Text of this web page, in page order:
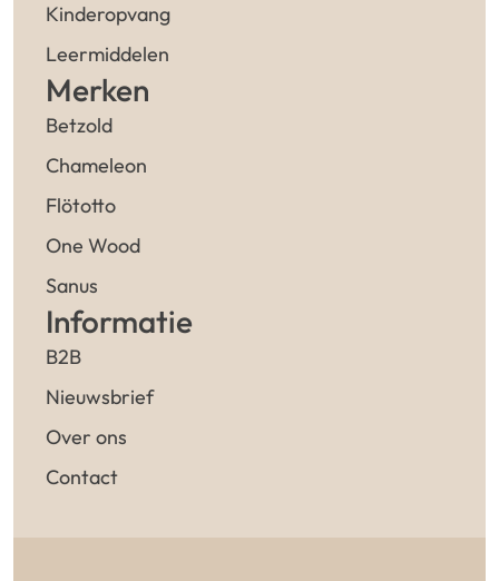
Kinderopvang
Leermiddelen
Merken
Betzold
Chameleon
Flötotto
One Wood
Sanus
Informatie
B2B
Nieuwsbrief
Over ons
Contact